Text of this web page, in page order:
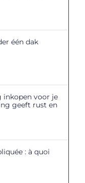
één dak
inkopen voor je
geeft rust en
: à quoi